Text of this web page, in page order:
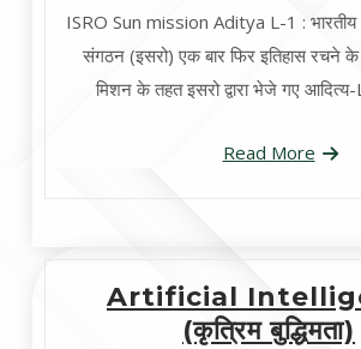
ISRO Sun mission Aditya L-1 : भारतीय
संगठन (इसरो) एक बार फिर इतिहास रचने
मिशन के तहत इसरो द्वारा भेजे गए
Read More
Artificial
(कृत्रिम बुद्धिमता)